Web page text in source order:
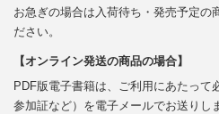
お急ぎの場合は入荷待ち・発売予定の
ださい。
【オンライン発送の商品の場合】
PDF版電子書籍は、ご利用にあたって
参加証など）を電子メールでお送りし